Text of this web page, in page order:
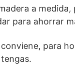
a
para ahorrar
para